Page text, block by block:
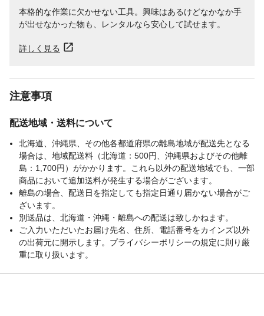
本格的な作業に欠かせない工具。興味はあるけどなかなか手
が出せなかった物も、レンタルなら安心して試せます。
詳しく見る
注意事項
配送地域・送料について
北海道、沖縄県、その他各都道府県の離島地域が配送先となる
場合は、地域配送料（北海道：500円、沖縄県およびその他離
島：1,700円）がかかります。これら以外の配送地域でも、一部
商品において追加送料が発生する場合がございます。
離島の場合、配送日を指定しても指定日通り届かない場合がご
ざいます。
別送品は、北海道・沖縄・離島への配送は致しかねます。
ご入力いただいたお届け先名、住所、電話番号をカインズ以外
の出荷元に開示します。プライバシーポリシーの規定に則り厳
重に取り扱います。